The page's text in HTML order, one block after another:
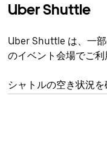
Uber Shuttle
Uber Shuttle は、一
のイベント会場でご利
シャトルの空き状況を